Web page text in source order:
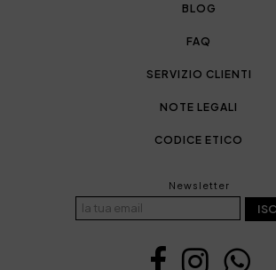
BLOG
FAQ
SERVIZIO CLIENTI
NOTE LEGALI
CODICE ETICO
Newsletter